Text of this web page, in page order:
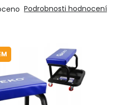
Podrobnosti hodnocení